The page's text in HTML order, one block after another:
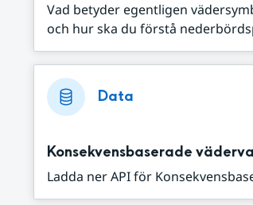
Vad betyder egentligen
och hur ska du förstå
Data
Konsekvensbaserade
Ladda ner API för